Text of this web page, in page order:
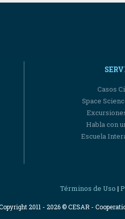
Casos
Space
Habla con
Escuela
Términos de Uso |
2011 - 2026 © CESAR -